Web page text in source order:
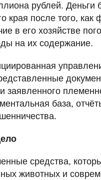
рублей. Деньги
края после того,
в его хозяйстве
на их содержание.
заявленного
база,
средства,
животных и